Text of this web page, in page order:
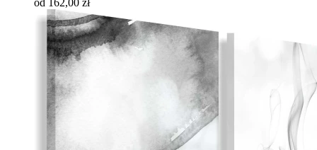
od 162,00 zł